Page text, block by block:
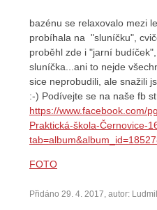
bazénu se relaxovalo mezi
probíhala na "sluníčku",
proběhl zde i "jarní
sluníčka...ani to nejde
sice neprobudili, ale snažili
:-) Podívejte se na naše fb
https://www.facebook.com/
Praktická-škola-Černovice-
FOTO
Přidáno 29. 4. 2017, autor: